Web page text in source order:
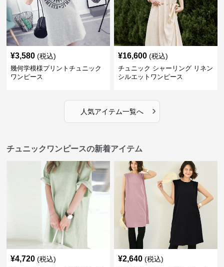
¥3,580 (税込)
幾何学模様プリントチュニック
ワンピース
¥16,600 (税込)
チュニック シャーリング リネン
シルエットワンピース
人気アイテム一覧へ ›
チュニックワンピースの新着アイテム
¥4,720 (税込) ¥2,640 (税込)